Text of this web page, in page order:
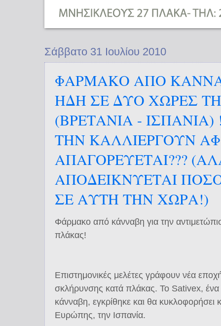
Σάββατο 31 Ιουλίου 2010
ΦΑΡΜΑΚΟ ΑΠΟ
ΗΔΗ ΣΕ ΔΥΟ ΧΩΡΕΣ
(ΒΡΕΤΑΝΙΑ -
ΤΗΝ ΚΑΛΛΙΕΡΓΟΥΝ
ΑΠΑΓΟΡΕΥΕΤΑΙ???
ΑΠΟΔΕΙΚΝΥΕΤΑΙ
ΣΕ ΑΥΤΗ ΤΗΝ ΧΩΡΑ!)
Φάρμακο από κάνναβη για την
πλάκας!
Επιστημονικές μελέτες γράφουν νέα
σκλήρυνσης κατά πλάκας. Το Sativex,
κάνναβη, εγκρίθηκε και θα κυκλοφορήσει
Ευρώπης, την Ισπανία.